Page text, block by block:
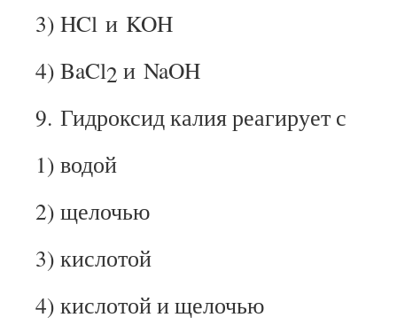
3) HCl и KOH
4) BaCl2 и NaOH
9. Гидроксид калия реагирует с
1) водой
2) щелочью
3) кислотой
4) кислотой и щелочью